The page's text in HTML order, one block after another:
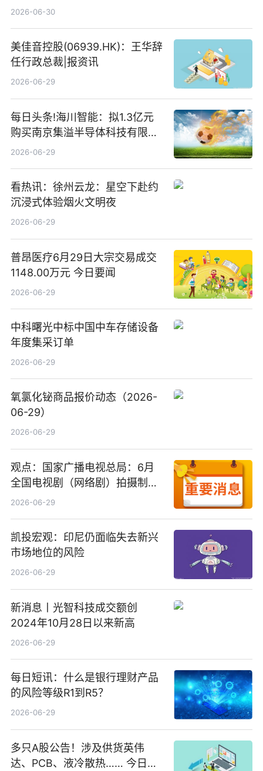
仓股亨通光电、赤峰黄金、佰维
2026-06-30
美佳音控股(06939.HK)：王华辞
任行政总裁|报资讯
2026-06-29
每日头条!海川智能：拟1.3亿元
购买南京集溢半导体科技有限公
司15.3%股权
2026-06-29
看热讯：徐州云龙：星空下赴约
沉浸式体验烟火文明夜
2026-06-29
普昂医疗6月29日大宗交易成交
1148.00万元 今日要闻
2026-06-29
中科曙光中标中国中车存储设备
年度集采订单
2026-06-29
氧氯化铋商品报价动态（2026-
06-29）
2026-06-29
观点：国家广播电视总局：6月
全国电视剧（网络剧）拍摄制作
备案公示剧目197部
2026-06-29
凯投宏观：印尼仍面临失去新兴
市场地位的风险
2026-06-29
新消息丨光智科技成交额创
2024年10月28日以来新高
2026-06-29
每日短讯：什么是银行理财产品
的风险等级R1到R5？
2026-06-29
多只A股公告！涉及供货英伟
达、PCB、液冷散热…… 今日快